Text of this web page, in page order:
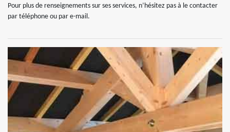
Pour plus de renseignements sur ses services, n’hésitez pas à le contacter
par téléphone ou par e-mail.